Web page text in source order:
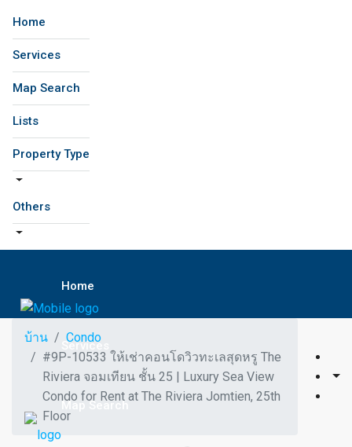
Home
Services
Map Search
Lists
Property Type
Others
Home
Services
Map Search
บ้าน
Condo
#9P-10533 ให้เช่าคอนโดวิวทะเลสุดหรู The
Riviera จอมเทียน ชั้น 25 | Luxury Sea View
Condo for Rent at The Riviera Jomtien, 25th
Floor